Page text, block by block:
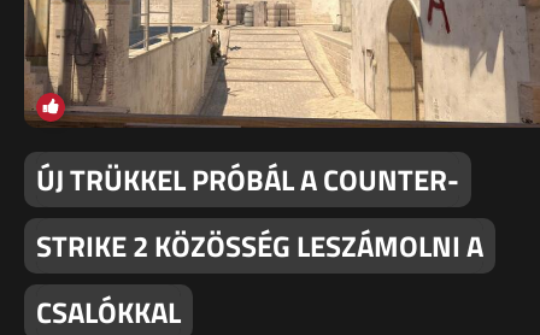
ÚJ TRÜKKEL PRÓBÁL A COUNTER-
STRIKE 2 KÖZÖSSÉG LESZÁMOLNI A
CSALÓKKAL